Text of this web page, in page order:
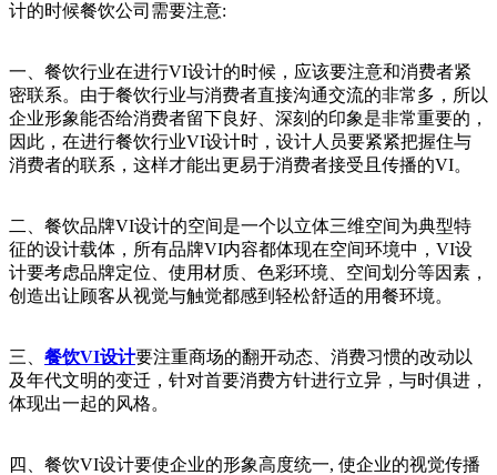
计的时候餐饮公司需要注意:
一、餐饮行业在进行VI设计的时候，应该要注意和消费者紧
密联系。由于餐饮行业与消费者直接沟通交流的非常多，所以
企业形象能否给消费者留下良好、深刻的印象是非常重要的，
因此，在进行餐饮行业VI设计时，设计人员要紧紧把握住与
消费者的联系，这样才能出更易于消费者接受且传播的VI。
二、餐饮品牌VI设计的空间是一个以立体三维空间为典型特
征的设计载体，所有品牌VI内容都体现在空间环境中，VI设
计要考虑品牌定位、使用材质、色彩环境、空间划分等因素，
创造出让顾客从视觉与触觉都感到轻松舒适的用餐环境。
三、 餐饮VI设计要注重商场的翻开动态、消费习惯的改动以
及年代文明的变迁，针对首要消费方针进行立异，与时俱进，
体现出一起的风格。
四、餐饮VI设计要使企业的形象高度统一, 使企业的视觉传播